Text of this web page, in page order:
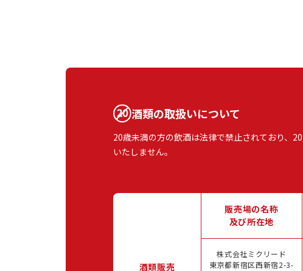
酒類の取扱いについて
20歳未満の方の飲酒は法律で禁止されており、
いたしません。
酒類販売
販売場の名称
及び所在地
株式会社ミクリード
東京都新宿区西新宿2-3-